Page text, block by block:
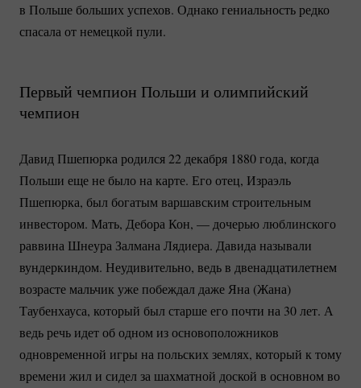
в Польше больших успехов. Однако гениальность редко
спасала от немецкой пули.
Первый чемпион Польши и олимпийский
чемпион
Давид Пшепюрка родился 22 декабря 1880 года, когда
Польши еще не было на карте. Его отец, Израэль
Пшепюрка, был богатым варшавским строительным
инвестором. Мать, Дебора Кон, — дочерью люблинского
раввина Шнеура Залмана Лядиера. Давида называли
вундеркиндом. Неудивительно, ведь в двенадцатилетнем
возрасте мальчик уже побеждал даже Яна (Жана)
Таубенхауса, который был старше его почти на 30 лет. А
ведь речь идет об одном из основоположников
одновременной игры на польских землях, который к тому
времени жил и сидел за шахматной доской в основном во